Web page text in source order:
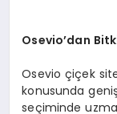
Osevio’dan
Osevio çiçek
konusunda
seçiminde